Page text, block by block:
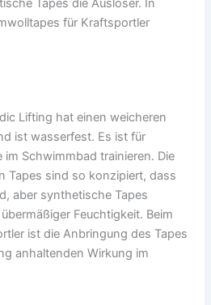
Tapes die Auslöser. In
für Kraftsportler
Lifting hat einen weicheren
ist wasserfest. Es ist für
Schwimmbad trainieren. Die
Tapes sind so konzipiert, dass
aber synthetische Tapes
Feuchtigkeit. Beim
ist die Anbringung des Tapes
anhaltenden Wirkung im